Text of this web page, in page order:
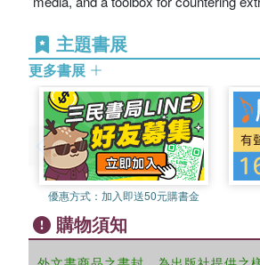
主題書展
更多書展
優惠方式： 加入即送50元購書金
購物須知